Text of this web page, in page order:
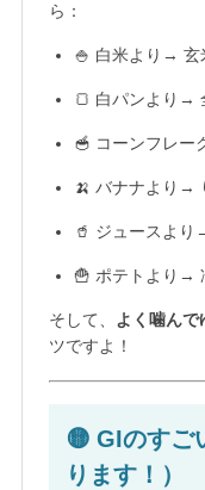
ら：
🍚 白米より→ 玄
🍞 白パンより→
🥣 コーンフレ
🍌 バナナより→
🥤 ジュースより
🍟 ポテトより→
そして、 よく噛んで
ツですよ！
🟡 GIのすご
ります！）